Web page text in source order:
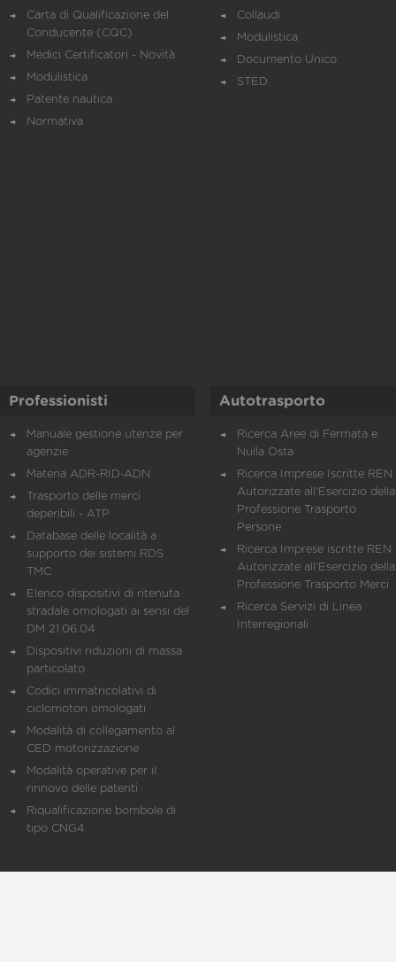
Carta di Qualificazione del
Conducente (CQC)
Medici Certificatori - Novità
Modulistica
Patente nautica
Normativa
Collaudi
Modulistica
Documento Unico
STED
Professionisti
Manuale gestione utenze per
agenzie
Materia ADR-RID-ADN
Trasporto delle merci
deperibili - ATP
Database delle località a
supporto dei sistemi RDS
TMC
Elenco dispositivi di ritenuta
stradale omologati ai sensi del
DM 21.06.04
Dispositivi riduzioni di massa
particolato
Codici immatricolativi di
ciclomotori omologati
Modalità di collegamento al
CED motorizzazione
Modalità operative per il
rinnovo delle patenti
Riqualificazione bombole di
tipo CNG4
Autotrasporto
Ricerca Aree di Fermata e
Nulla Osta
Ricerca Imprese Iscritte REN
Autorizzate all'Esercizio della
Professione Trasporto
Persone
Ricerca Imprese iscritte REN
Autorizzate all'Esercizio della
Professione Trasporto Merci
Ricerca Servizi di Linea
Interregionali